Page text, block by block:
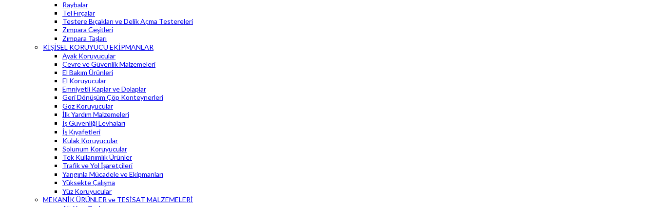
Raybalar
Tel Fırçalar
Testere Bıçakları ve Delik Açma Testereleri
Zımpara Çeşitleri
Zımpara Taşları
KİŞİSEL KORUYUCU EKİPMANLAR
Ayak Koruyucular
Çevre ve Güvenlik Malzemeleri
El Bakım Ürünleri
El Koruyucular
Emniyetli Kaplar ve Dolaplar
Geri Dönüşüm Çöp Konteynerleri
Göz Koruyucular
İlk Yardım Malzemeleri
İş Güvenliği Levhaları
İş Kıyafetleri
Kulak Koruyucular
Solunum Koruyucular
Tek Kullanımlık Ürünler
Trafik ve Yol İşaretçileri
Yangınla Mücadele ve Ekipmanları
Yüksekte Çalışma
Yüz Koruyucular
MEKANİK ÜRÜNLER ve TESİSAT MALZEMELERİ